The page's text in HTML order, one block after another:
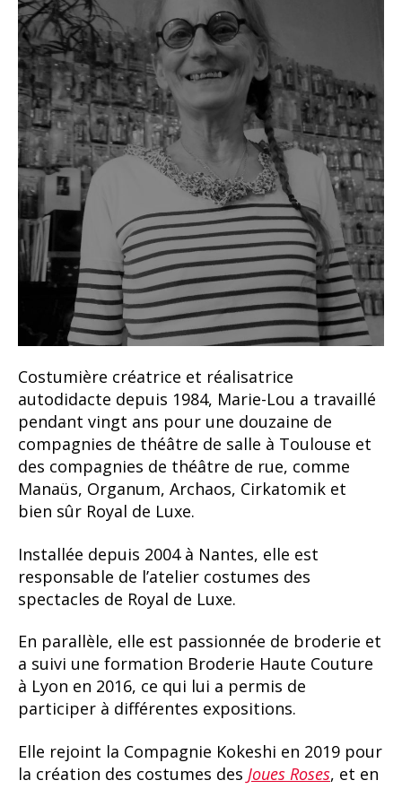
Costumière créatrice et réalisatrice
autodidacte depuis 1984, Marie-Lou a travaillé
pendant vingt ans pour une douzaine de
compagnies de théâtre de salle à Toulouse et
des compagnies de théâtre de rue, comme
Manaüs, Organum, Archaos, Cirkatomik et
bien sûr Royal de Luxe.
Installée depuis 2004 à Nantes, elle est
responsable de l’atelier costumes des
spectacles de Royal de Luxe.
En parallèle, elle est passionnée de broderie et
a suivi une formation Broderie Haute Couture
à Lyon en 2016, ce qui lui a permis de
participer à différentes expositions.
Elle rejoint la Compagnie Kokeshi en 2019 pour
la création des costumes des Joues Roses, et en